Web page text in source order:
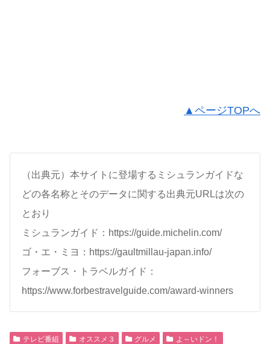
▲ページTOPへ
（出典元）本サイトに登場するミシュランガイドな
どの各名称とそのデータに関する出典元URLは次の
とおり
ミシュランガイド：https://guide.michelin.com/
ゴ・エ・ミヨ：https://gaultmillau-japan.info/
フォーブス・トラベルガイド：
https://www.forbestravelguide.com/award-winners
テレビ番組 オススメ３ グルメ よ～いドン！